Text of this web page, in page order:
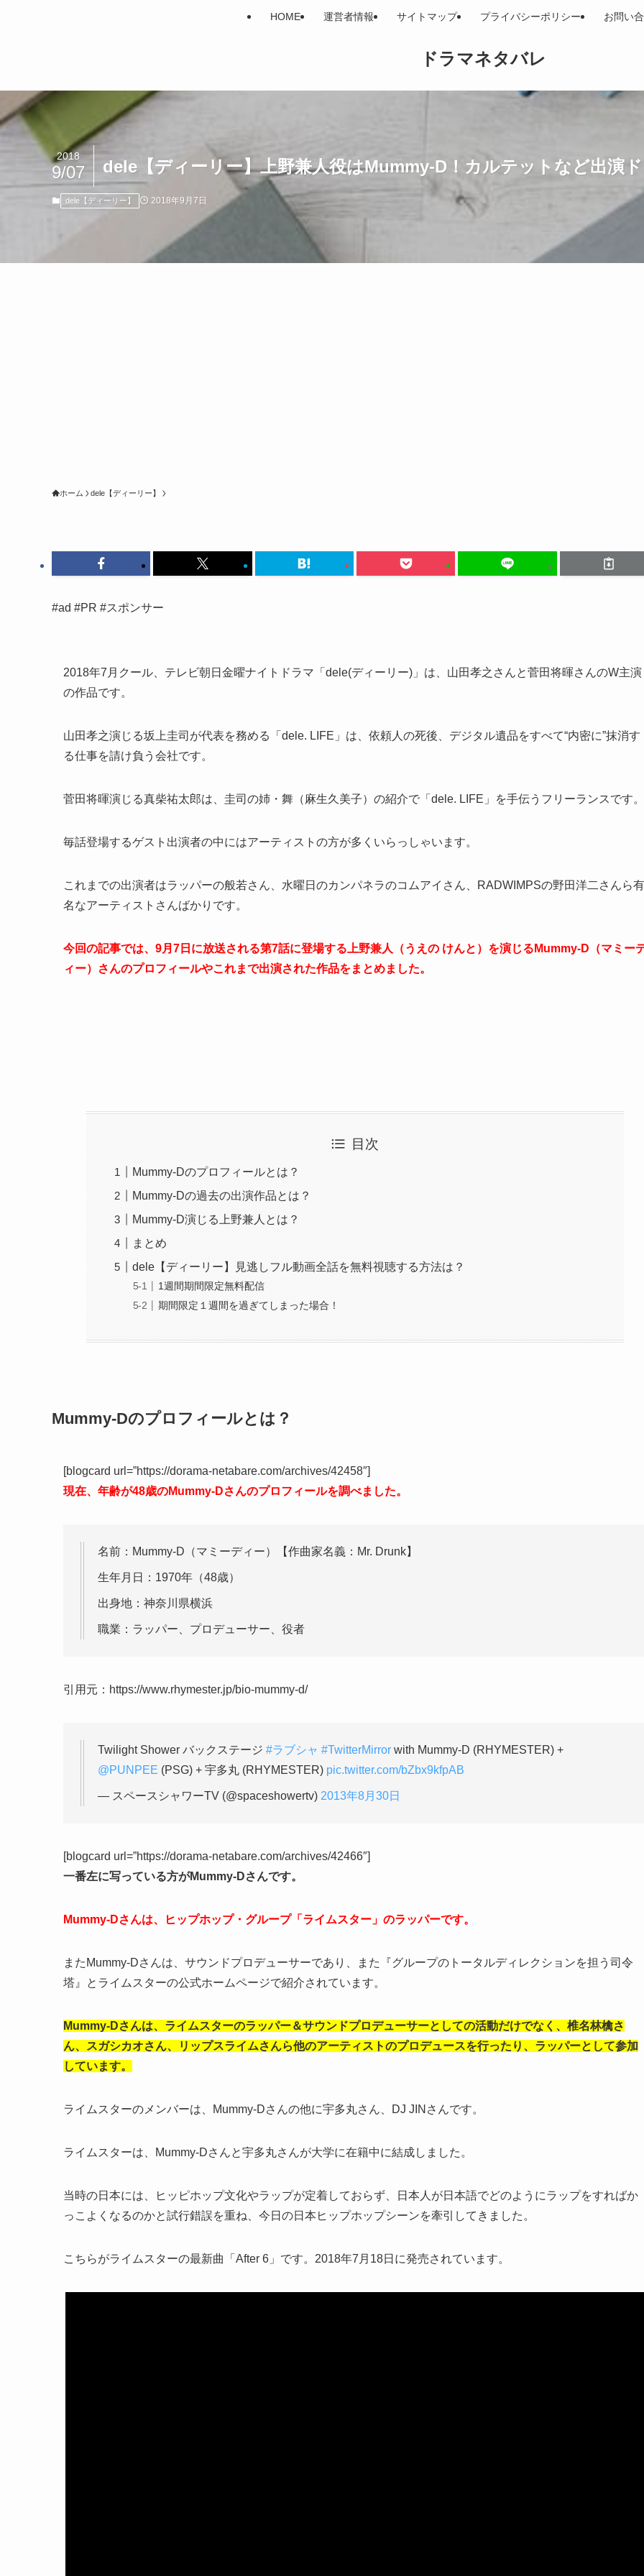
ドラマネタバレ
HOME 運営者情報 サイトマップ プライバシーポリシー お問い
dele【ディーリー】上野兼人役はMummy-D！カルテットなど出演
2018
9/07
dele【ディーリー】 2018年9月7日
ホーム dele【ディーリー】
#ad #PR #スポンサー
2018年7月クール、テレビ朝日金曜ナイトドラマ「dele(ディーリー)」は、山田孝之さんと菅田将暉さんのW主演
の作品です。
山田孝之演じる坂上圭司が代表を務める「dele. LIFE」は、依頼人の死後、デジタル遺品をすべて“内密に”抹消す
る仕事を請け負う会社です。
菅田将暉演じる真柴祐太郎は、圭司の姉・舞（麻生久美子）の紹介で「dele. LIFE」を手伝うフリーランスです。
毎話登場するゲスト出演者の中にはアーティストの方が多くいらっしゃいます。
これまでの出演者はラッパーの般若さん、水曜日のカンパネラのコムアイさん、RADWIMPSの野田洋二さんら有
名なアーティストさんばかりです。
今回の記事では、9月7日に放送される第7話に登場する上野兼人（うえの けんと）を演じるMummy-D（マミー
ィー）さんのプロフィールやこれまで出演された作品をまとめました。
目次
Mummy-Dのプロフィールとは？
Mummy-Dの過去の出演作品とは？
Mummy-D演じる上野兼人とは？
まとめ
dele【ディーリー】見逃しフル動画全話を無料視聴する方法は？
1週間期間限定無料配信
期間限定１週間を過ぎてしまった場合！
Mummy-Dのプロフィールとは？
[blogcard url=”https://dorama-netabare.com/archives/42458″]
現在、年齢が48歳のMummy-Dさんのプロフィールを調べました。
名前：Mummy-D（マミーディー）【作曲家名義：Mr. Drunk】
生年月日：1970年（48歳）
出身地：神奈川県横浜
職業：ラッパー、プロデューサー、役者
引用元：https://www.rhymester.jp/bio-mummy-d/
Twilight Shower バックステージ #ラブシャ #TwitterMirror with Mummy-D (RHYMESTER) +
@PUNPEE (PSG) + 宇多丸 (RHYMESTER) pic.twitter.com/bZbx9kfpAB
— スペースシャワーTV (@spaceshowertv) 2013年8月30日
[blogcard url=”https://dorama-netabare.com/archives/42466″]
一番左に写っている方がMummy-Dさんです。
Mummy-Dさんは、ヒップホップ・グループ「ライムスター」のラッパーです。
またMummy-Dさんは、サウンドプロデューサーであり、また『グループのトータルディレクションを担う司令
塔』とライムスターの公式ホームページで紹介されています。
Mummy-Dさんは、ライムスターのラッパー＆サウンドプロデューサーとしての活動だけでなく、椎名林檎さ
ん、スガシカオさん、リップスライムさんら他のアーティストのプロデュースを行ったり、ラッパーとして参加
しています。
ライムスターのメンバーは、Mummy-Dさんの他に宇多丸さん、DJ JINさんです。
ライムスターは、Mummy-Dさんと宇多丸さんが大学に在籍中に結成しました。
当時の日本には、ヒッピホップ文化やラップが定着しておらず、日本人が日本語でどのようにラップをすればか
っこよくなるのかと試行錯誤を重ね、今日の日本ヒップホップシーンを牽引してきました。
こちらがライムスターの最新曲「After 6」です。2018年7月18日に発売されています。